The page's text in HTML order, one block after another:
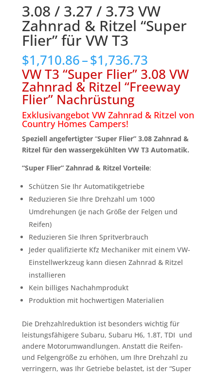
3.08 / 3.27 / 3.73 VW
Zahnrad & Ritzel “Super
Flier” für VW T3
$1,710.86–$1,736.73Price
range:
$1,710.86
through
VW T3 “Super Flier” 3.08 VW
Zahnrad & Ritzel “Freeway
Flier” Nachrüstung
Exklusivangebot VW Zahnrad & Ritzel von
Country Homes Campers!
Speziell angefertigter“Super Flier” 3.08 Zahnrad &
Ritzel für den wassergekühlten VW T3 Automatik.
“Super Flier” Zahnrad & Ritzel Vorteile:
Schützen Sie Ihr Automatikgetriebe
Reduzieren Sie Ihre Drehzahl um 1000
Umdrehungen (je nach Größe der Felgen und
Reifen)
Reduzieren Sie Ihren Spritverbrauch
Jeder qualifizierte Kfz Mechaniker mit einem VW-
Einstellwerkzeug kann diesen Zahnrad & Ritzel
installieren
Kein billiges Nachahmprodukt
Produktion mit hochwertigen Materialien
Die Drehzahlreduktion ist besonders wichtig für
leistungsfähigere Subaru, Subaru H6, 1.8T, TDI und
andere Motorumwandlungen. Anstatt die Reifen-
und Felgengröße zu erhöhen, um Ihre Drehzahl zu
verringern, was Ihr Getriebe belastet, ist der “Super